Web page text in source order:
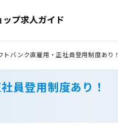
バンク直雇用・正社員登用制度あり！
員登用制度あり！